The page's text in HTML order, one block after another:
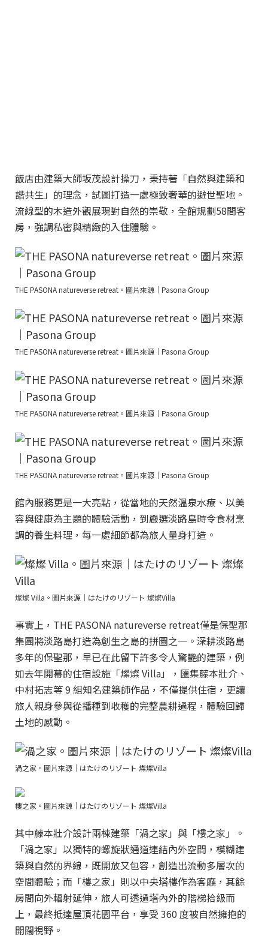
飯店由建築大師坂茂設計操刀，秉持著「自然與建築和
諧共生」的理念，試圖打造一處極致奢華的避世聖地。
流線型的木造外觀展現對自然的崇敬，全館規劃58間客
房，強調私密與精緻的入住體驗。
THE PASONA natureverse retreat。圖片來源｜Pasona Group
THE PASONA natureverse retreat。圖片來源｜Pasona Group
THE PASONA natureverse retreat。圖片來源｜Pasona Group
THE PASONA natureverse retreat。圖片來源｜Pasona Group
館內服務更是一大亮點，從當地的天然溫泉水療、以美
容與健康為主題的體驗活動，到嚴選淡路島時令食材烹
調的養生料理，每一處細節都為旅人量身打造。
燦燦 Villa。圖片來源｜はたけのリゾート 燦燦Villa
事實上，THE PASONA natureverse retreat僅是保聖那
集團將淡路島打造為創生之島的拼圖之一。深耕淡路島
多年的保聖那，早已在此留下許多令人驚艷的建築，例
如去年開幕的住宿設施「燦燦 Villa」，匯集藤本壯介、
中村拓志等 9 組知名建築師作品，不僅提供住宿，更讓
旅人親身參與從播種到收穫的完整農耕過程，體驗回歸
土地的感動。
渦之家。圖片來源｜はたけのリゾート 燦燦Villa
樓之家。圖片來源｜はたけのリゾート 燦燦Villa
其中藤本壯介設計兩棟建築「渦之家」與「樓之家」。
「渦之家」以獨特的螺旋狀通道連結內外空間，模糊建
築與自然的界線，既開放又包容，創造出流動多層次的
空間體驗；而「樓之家」則以中央塔樓作為客廳，其餘
房間向外輻射延伸，旅人可透過塔內外的階梯拾級而
上，最終抵達屋頂花園平台，享受 360 度被自然擁抱的
開闊視野。